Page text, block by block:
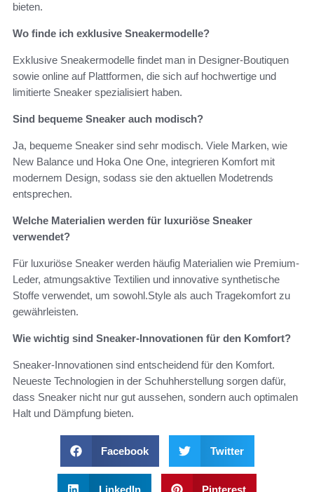
bieten.
Wo finde ich exklusive Sneakermodelle?
Exklusive Sneakermodelle findet man in Designer-Boutiquen
sowie online auf Plattformen, die sich auf hochwertige und
limitierte Sneaker spezialisiert haben.
Sind bequeme Sneaker auch modisch?
Ja, bequeme Sneaker sind sehr modisch. Viele Marken, wie
New Balance und Hoka One One, integrieren Komfort mit
modernem Design, sodass sie den aktuellen Modetrends
entsprechen.
Welche Materialien werden für luxuriöse Sneaker
verwendet?
Für luxuriöse Sneaker werden häufig Materialien wie Premium-
Leder, atmungsaktive Textilien und innovative synthetische
Stoffe verwendet, um sowohl.Style als auch Tragekomfort zu
gewährleisten.
Wie wichtig sind Sneaker-Innovationen für den Komfort?
Sneaker-Innovationen sind entscheidend für den Komfort.
Neueste Technologien in der Schuhherstellung sorgen dafür,
dass Sneaker nicht nur gut aussehen, sondern auch optimalen
Halt und Dämpfung bieten.
Facebook Twitter
LinkedIn Pinterest